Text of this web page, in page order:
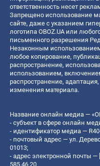
ответственность несет
Запрещено использование
сайте, даже с указанием
логотипа OBOZ.UA или
письменного разрешения
Незаконным
любое копирование,
распространение,
использованием,
распространение,
изменения материала.
Название онлайн медиа —
- субъект в сфере онлайн
- идентификатор медиа —
- почтовый адрес — ул.
01013;
- адрес электронной почты —
585 46 20